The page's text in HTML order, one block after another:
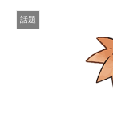
話題